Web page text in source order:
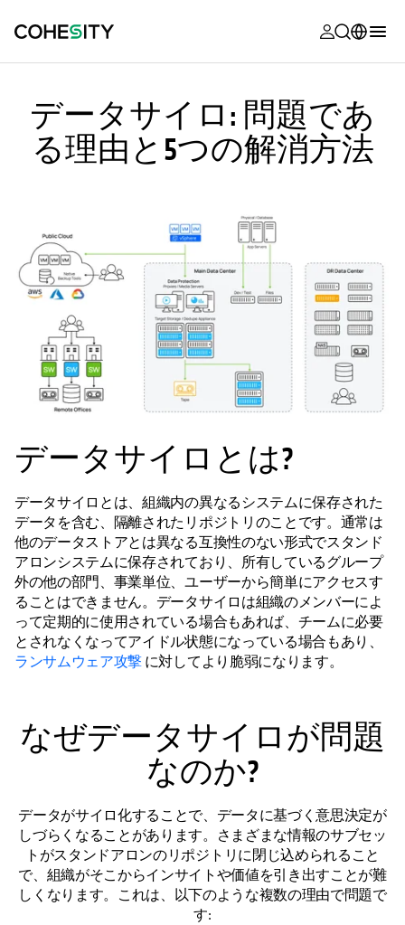
新しいタ
Helios
新しいタ
Alta
新しいタ
新しいタ
新しいタ
アカデミー
新しいタ
Cohesity
Community
新しいタ
パートナー
新しいタ
English (U.S.)
Deutsch (Germany)
Português (Brazil)
한국어 (South
Korea)
Español (Spain)
データサイロ: 問題であ
る理由と5つの解消方法
データサイロとは?
データサイロとは、組織内の異なるシステムに保存された
データを含む、隔離されたリポジトリのことです。通常は
他のデータストアとは異なる互換性のない形式でスタンド
アロンシステムに保存されており、所有しているグループ
外の他の部門、事業単位、ユーザーから簡単にアクセスす
ることはできません。データサイロは組織のメンバーによ
って定期的に使用されている場合もあれば、チームに必要
とされなくなってアイドル状態になっている場合もあり、
ランサムウェア攻撃に対してより脆弱になります。
なぜデータサイロが問題
なのか?
データがサイロ化することで、データに基づく意思決定が
しづらくなることがあります。さまざまな情報のサブセッ
トがスタンドアロンのリポジトリに閉じ込められること
で、組織がそこからインサイトや価値を引き出すことが難
しくなります。これは、以下のような複数の理由で問題で
す: